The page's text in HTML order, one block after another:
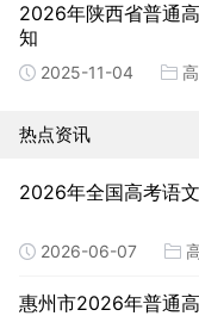
2026年陕西省普通
知
2025-11-04
热点资讯
2026年全国高考语
2026-06-07
惠州市2026年普通